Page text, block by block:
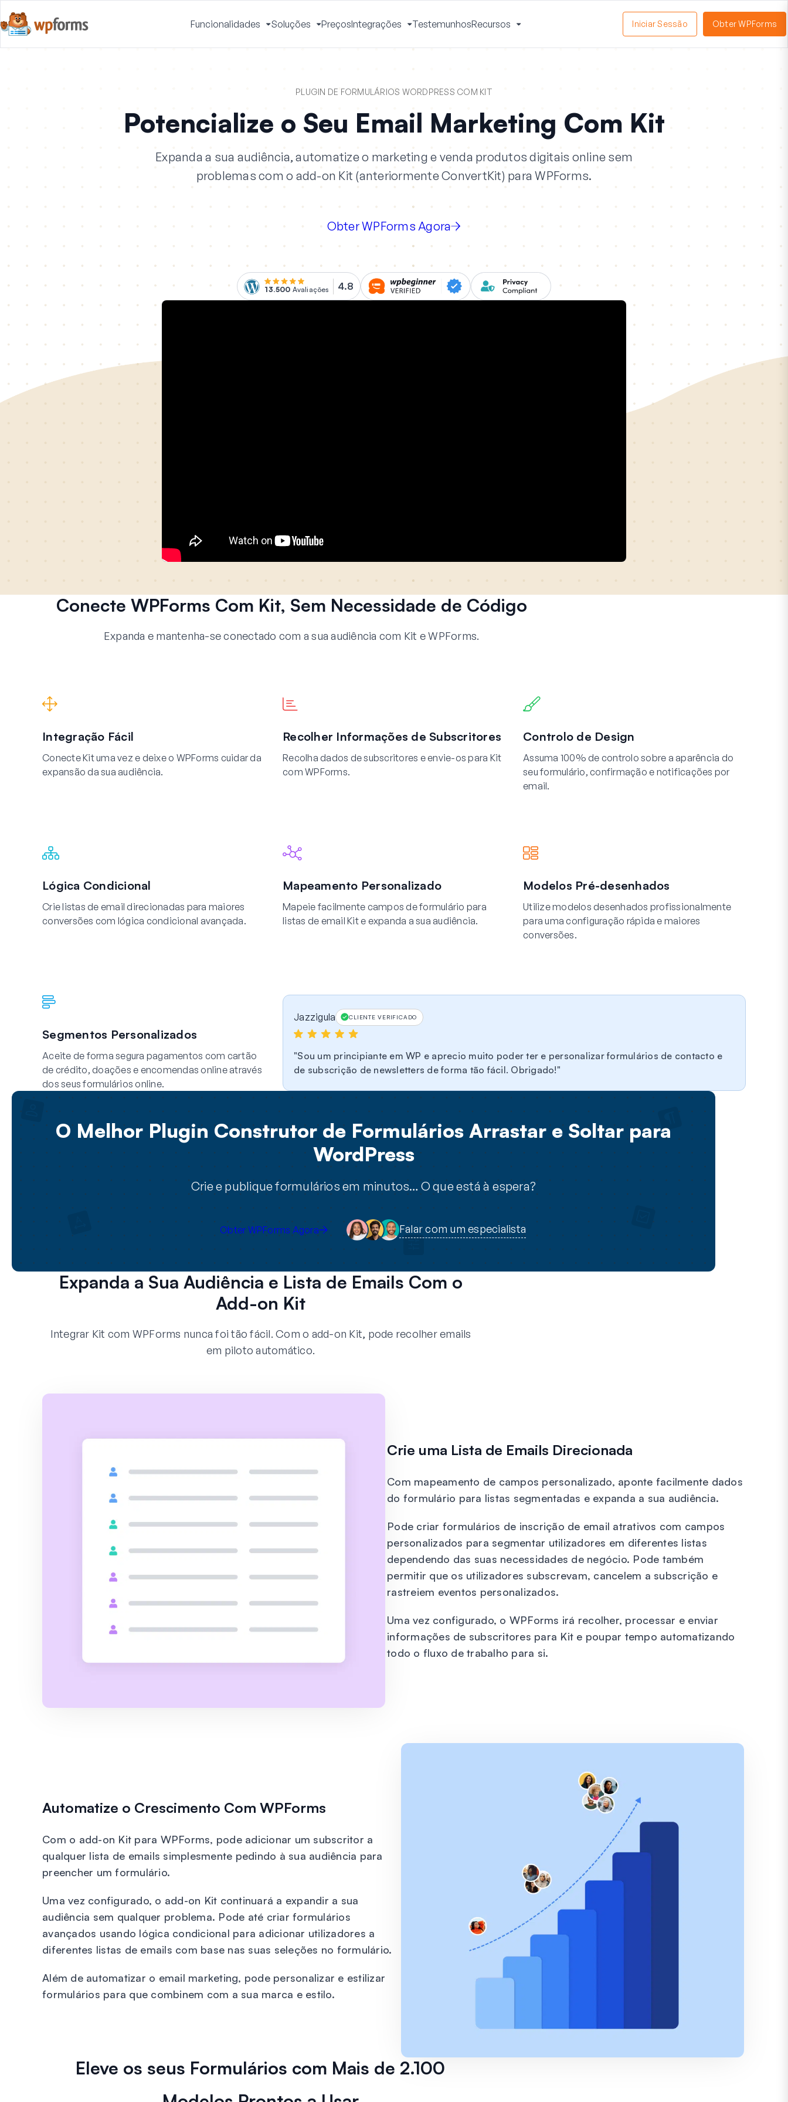
Funcionalidades
Ativar
Menu
Soluções
Ativar
Menu
PreçosIntegrações
Ativar
Menu
TestemunhosRecursos
Menu
Iniciar Sessão Obter WPForms
PLUGIN DE FORMULÁRIOS WORDPRESS COM KIT
Potencialize o Seu Email Marketing Com Kit
Expanda a sua audiência, automatize o marketing e venda produtos digitais online sem
problemas com o add-on Kit (anteriormente ConvertKit) para WPForms.
Obter WPForms Agora
13.500 Avaliações 4.8
Conecte WPForms Com Kit, Sem Necessidade de Código
Expanda e mantenha-se conectado com a sua audiência com Kit e WPForms.
Integração Fácil
Conecte Kit uma vez e deixe o WPForms cuidar da
expansão da sua audiência.
Recolher Informações de Subscritores
Recolha dados de subscritores e envie-os para Kit
com WPForms.
Controlo de Design
Assuma 100% de controlo sobre a aparência do
seu formulário, confirmação e notificações por
email.
Lógica Condicional
Crie listas de email direcionadas para maiores
conversões com lógica condicional avançada.
Mapeamento Personalizado
Mapeie facilmente campos de formulário para
listas de email Kit e expanda a sua audiência.
Modelos Pré-desenhados
Utilize modelos desenhados profissionalmente
para uma configuração rápida e maiores
conversões.
Segmentos Personalizados
Aceite de forma segura pagamentos com cartão
de crédito, doações e encomendas online através
dos seus formulários online.
Jazzigula CLIENTE VERIFICADO
Sou um principiante em WP e aprecio muito poder ter e personalizar formulários de contacto e
de subscrição de newsletters de forma tão fácil. Obrigado!
O Melhor Plugin Construtor de Formulários Arrastar e Soltar para
WordPress
Crie e publique formulários em minutos… O que está à espera?
Obter WPForms Agora Falar com um especialista
Expanda a Sua Audiência e Lista de Emails Com o
Add-on Kit
Integrar Kit com WPForms nunca foi tão fácil. Com o add-on Kit, pode recolher emails
em piloto automático.
Crie uma Lista de Emails Direcionada
Com mapeamento de campos personalizado, aponte facilmente dados
do formulário para listas segmentadas e expanda a sua audiência.
Pode criar formulários de inscrição de email atrativos com campos
personalizados para segmentar utilizadores em diferentes listas
dependendo das suas necessidades de negócio. Pode também
permitir que os utilizadores subscrevam, cancelem a subscrição e
rastreiem eventos personalizados.
Uma vez configurado, o WPForms irá recolher, processar e enviar
informações de subscritores para Kit e poupar tempo automatizando
todo o fluxo de trabalho para si.
Automatize o Crescimento Com WPForms
Com o add-on Kit para WPForms, pode adicionar um subscritor a
qualquer lista de emails simplesmente pedindo à sua audiência para
preencher um formulário.
Uma vez configurado, o add-on Kit continuará a expandir a sua
audiência sem qualquer problema. Pode até criar formulários
avançados usando lógica condicional para adicionar utilizadores a
diferentes listas de emails com base nas suas seleções no formulário.
Além de automatizar o email marketing, pode personalizar e estilizar
formulários para que combinem com a sua marca e estilo.
Eleve os seus Formulários com Mais de 2.100